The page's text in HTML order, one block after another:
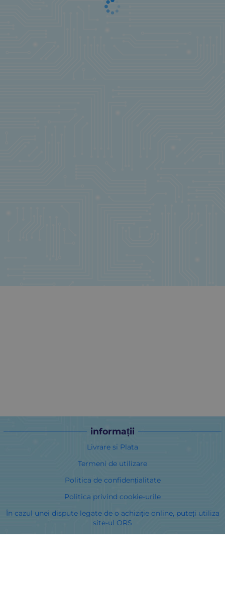
informații
Livrare si Plata
Termeni de utilizare
Politica de confidențialitate
Politica privind cookie-urile
În cazul unei dispute legate de o achiziție online, puteți utiliza
site-ul ORS